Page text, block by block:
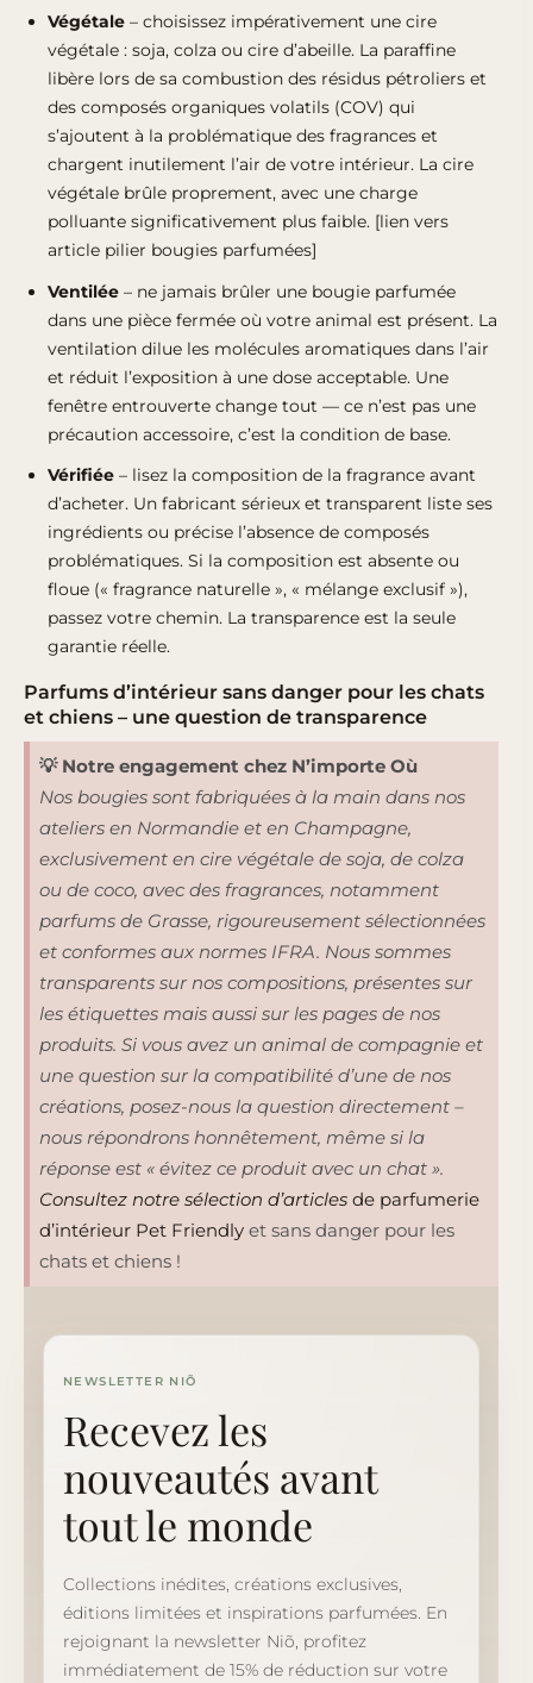
Végétale – choisissez impérativement une cire
végétale : soja, colza ou cire d’abeille. La paraffine
libère lors de sa combustion des résidus pétroliers et
des composés organiques volatils (COV) qui
s’ajoutent à la problématique des fragrances et
chargent inutilement l’air de votre intérieur. La cire
végétale brûle proprement, avec une charge
polluante significativement plus faible. [lien vers
article pilier bougies parfumées]
Ventilée – ne jamais brûler une bougie parfumée
dans une pièce fermée où votre animal est présent. La
ventilation dilue les molécules aromatiques dans l’air
et réduit l’exposition à une dose acceptable. Une
fenêtre entrouverte change tout — ce n’est pas une
précaution accessoire, c’est la condition de base.
Vérifiée – lisez la composition de la fragrance avant
d’acheter. Un fabricant sérieux et transparent liste ses
ingrédients ou précise l’absence de composés
problématiques. Si la composition est absente ou
floue (« fragrance naturelle », « mélange exclusif »),
passez votre chemin. La transparence est la seule
garantie réelle.
Parfums d’intérieur sans danger pour les chats
et chiens – une question de transparence
💡 Notre engagement chez N’importe Où
Nos bougies sont fabriquées à la main dans nos
ateliers en Normandie et en Champagne,
exclusivement en cire végétale de soja, de colza
ou de coco, avec des fragrances, notamment
parfums de Grasse, rigoureusement sélectionnées
et conformes aux normes IFRA. Nous sommes
transparents sur nos compositions, présentes sur
les étiquettes mais aussi sur les pages de nos
produits. Si vous avez un animal de compagnie et
une question sur la compatibilité d’une de nos
créations, posez-nous la question directement –
nous répondrons honnêtement, même si la
réponse est « évitez ce produit avec un chat ».
Consultez notre sélection d’articlesde parfumerie
d’intérieur Pet Friendlyet sans danger pour les
chats et chiens !
NEWSLETTER NIÕ
Recevez les
nouveautés avant
tout le monde
Collections inédites, créations exclusives,
éditions limitées et inspirations parfumées. En
rejoignant la newsletter Niõ, profitez
immédiatement de 15% de réduction sur votre